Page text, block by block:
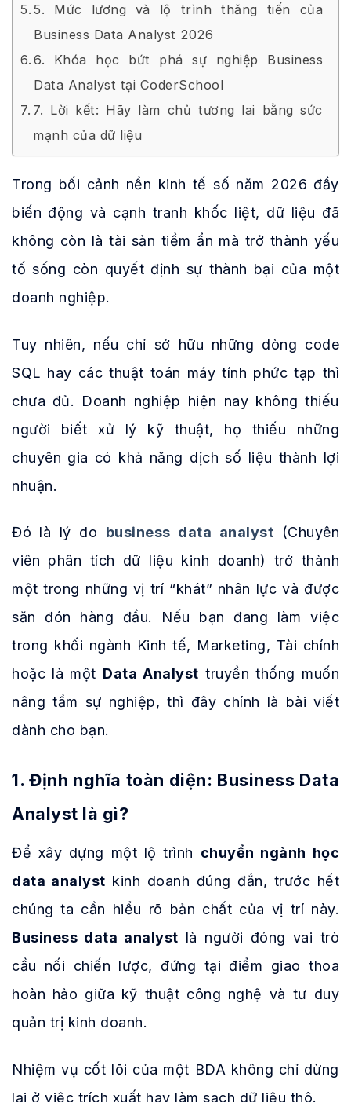
5. Mức lương và lộ trình thăng tiến của
Business Data Analyst 2026
6. Khóa học bứt phá sự nghiệp Business
Data Analyst tại CoderSchool
7. Lời kết: Hãy làm chủ tương lai bằng sức
mạnh của dữ liệu
Trong bối cảnh nền kinh tế số năm 2026 đầy
biến động và cạnh tranh khốc liệt, dữ liệu đã
không còn là tài sản tiềm ẩn mà trở thành yếu
tố sống còn quyết định sự thành bại của một
doanh nghiệp.
Tuy nhiên, nếu chỉ sở hữu những dòng code
SQL hay các thuật toán máy tính phức tạp thì
chưa đủ. Doanh nghiệp hiện nay không thiếu
người biết xử lý kỹ thuật, họ thiếu những
chuyên gia có khả năng dịch số liệu thành lợi
nhuận.
Đó là lý do business data analyst (Chuyên
viên phân tích dữ liệu kinh doanh) trở thành
một trong những vị trí “khát” nhân lực và được
săn đón hàng đầu. Nếu bạn đang làm việc
trong khối ngành Kinh tế, Marketing, Tài chính
hoặc là một Data Analyst truyền thống muốn
nâng tầm sự nghiệp, thì đây chính là bài viết
dành cho bạn.
1. Định nghĩa toàn diện: Business Data
Analyst là gì?
Để xây dựng một lộ trình chuyển ngành học
data analyst kinh doanh đúng đắn, trước hết
chúng ta cần hiểu rõ bản chất của vị trí này.
Business data analyst là người đóng vai trò
cầu nối chiến lược, đứng tại điểm giao thoa
hoàn hảo giữa kỹ thuật công nghệ và tư duy
quản trị kinh doanh.
Nhiệm vụ cốt lõi của một BDA không chỉ dừng
lại ở việc trích xuất hay làm sạch dữ liệu thô.